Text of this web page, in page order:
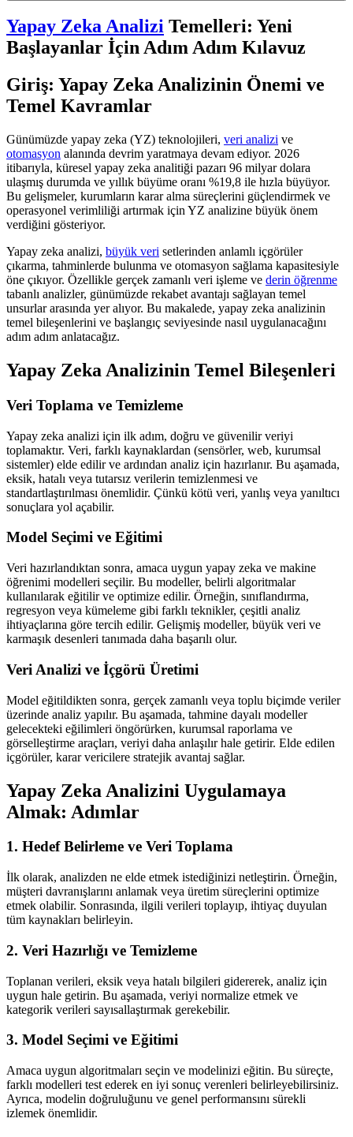
Yapay Zeka Analizi Temelleri: Yeni
Başlayanlar İçin Adım Adım Kılavuz
Giriş: Yapay Zeka Analizinin Önemi ve
Temel Kavramlar
Günümüzde yapay zeka (YZ) teknolojileri, veri analizi ve
otomasyon alanında devrim yaratmaya devam ediyor. 2026
itibarıyla, küresel yapay zeka analitiği pazarı 96 milyar dolara
ulaşmış durumda ve yıllık büyüme oranı %19,8 ile hızla büyüyor.
Bu gelişmeler, kurumların karar alma süreçlerini güçlendirmek ve
operasyonel verimliliği artırmak için YZ analizine büyük önem
verdiğini gösteriyor.
Yapay zeka analizi, büyük veri setlerinden anlamlı içgörüler
çıkarma, tahminlerde bulunma ve otomasyon sağlama kapasitesiyle
öne çıkıyor. Özellikle gerçek zamanlı veri işleme ve derin öğrenme
tabanlı analizler, günümüzde rekabet avantajı sağlayan temel
unsurlar arasında yer alıyor. Bu makalede, yapay zeka analizinin
temel bileşenlerini ve başlangıç seviyesinde nasıl uygulanacağını
adım adım anlatacağız.
Yapay Zeka Analizinin Temel Bileşenleri
Veri Toplama ve Temizleme
Yapay zeka analizi için ilk adım, doğru ve güvenilir veriyi
toplamaktır. Veri, farklı kaynaklardan (sensörler, web, kurumsal
sistemler) elde edilir ve ardından analiz için hazırlanır. Bu aşamada,
eksik, hatalı veya tutarsız verilerin temizlenmesi ve
standartlaştırılması önemlidir. Çünkü kötü veri, yanlış veya yanıltıcı
sonuçlara yol açabilir.
Model Seçimi ve Eğitimi
Veri hazırlandıktan sonra, amaca uygun yapay zeka ve makine
öğrenimi modelleri seçilir. Bu modeller, belirli algoritmalar
kullanılarak eğitilir ve optimize edilir. Örneğin, sınıflandırma,
regresyon veya kümeleme gibi farklı teknikler, çeşitli analiz
ihtiyaçlarına göre tercih edilir. Gelişmiş modeller, büyük veri ve
karmaşık desenleri tanımada daha başarılı olur.
Veri Analizi ve İçgörü Üretimi
Model eğitildikten sonra, gerçek zamanlı veya toplu biçimde veriler
üzerinde analiz yapılır. Bu aşamada, tahmine dayalı modeller
gelecekteki eğilimleri öngörürken, kurumsal raporlama ve
görselleştirme araçları, veriyi daha anlaşılır hale getirir. Elde edilen
içgörüler, karar vericilere stratejik avantaj sağlar.
Yapay Zeka Analizini Uygulamaya
Almak: Adımlar
1. Hedef Belirleme ve Veri Toplama
İlk olarak, analizden ne elde etmek istediğinizi netleştirin. Örneğin,
müşteri davranışlarını anlamak veya üretim süreçlerini optimize
etmek olabilir. Sonrasında, ilgili verileri toplayıp, ihtiyaç duyulan
tüm kaynakları belirleyin.
2. Veri Hazırlığı ve Temizleme
Toplanan verileri, eksik veya hatalı bilgileri gidererek, analiz için
uygun hale getirin. Bu aşamada, veriyi normalize etmek ve
kategorik verileri sayısallaştırmak gerekebilir.
3. Model Seçimi ve Eğitimi
Amaca uygun algoritmaları seçin ve modelinizi eğitin. Bu süreçte,
farklı modelleri test ederek en iyi sonuç verenleri belirleyebilirsiniz.
Ayrıca, modelin doğruluğunu ve genel performansını sürekli
izlemek önemlidir.